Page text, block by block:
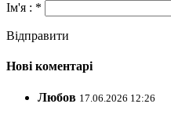
Ім'я : *
Відправити
Нові коментарі
Любов 17.06.2026 12:26